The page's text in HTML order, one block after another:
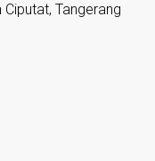
Tangerang